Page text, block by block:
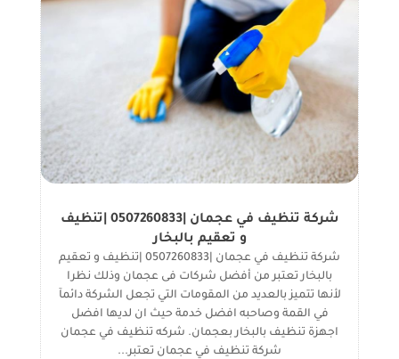
شركة تنظيف في عجمان |0507260833 |تنظيف
و تعقيم بالبخار
شركة تنظيف في عجمان |0507260833 |تنظيف و تعقيم
بالبخار تعتبر من أفضل شركات فى عجمان وذلك نظرا
لأنها تتميز بالعديد من المقومات التي تجعل الشركة دائمآ
في القمة وصاحبه افضل خدمة حيث ان لديها افضل
اجهزة تنظيف بالبخار بعجمان. شركه تنظيف في عجمان
شركة تنظيف في عجمان تعتبر...